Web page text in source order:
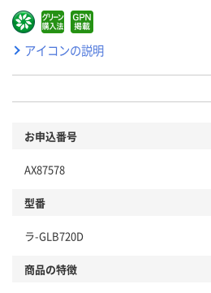
アイコンの説明
お申込番号
AX87578
型番
ラ-GLB720D
商品の特徴